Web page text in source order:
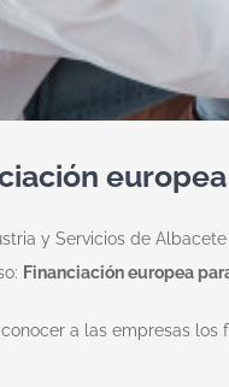
y Servicios de
Financiación europea
a las empresas